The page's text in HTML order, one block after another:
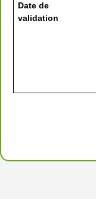
Date de
validation